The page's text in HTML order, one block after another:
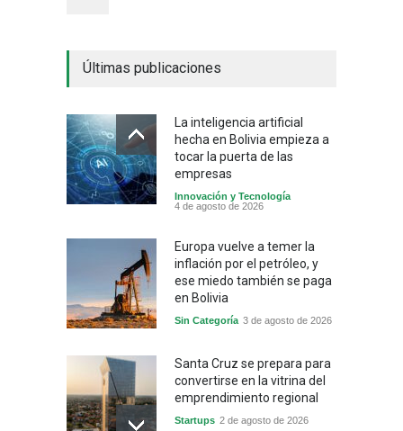
Últimas publicaciones
La inteligencia artificial
hecha en Bolivia empieza a
tocar la puerta de las
empresas
Innovación y Tecnología
4 de agosto de 2026
Europa vuelve a temer la
inflación por el petróleo, y
ese miedo también se paga
en Bolivia
Sin Categoría 3 de agosto de 2026
Santa Cruz se prepara para
convertirse en la vitrina del
emprendimiento regional
Startups 2 de agosto de 2026